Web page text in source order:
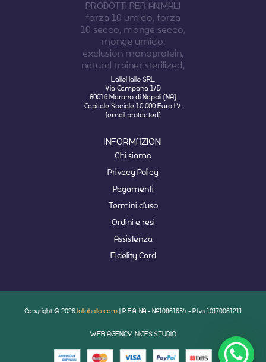
LalloHallo SRL
Via Campana 1/D
80016 Marano di Napoli (NA)
Capitale Sociale 10 000 Euro I.V.
[email protected]
INFORMAZIONI
Chi siamo
Privacy Policy
Pagamenti
Termini d'uso
Ordini e resi
Assistenza
Fidelity Card
Copyright © 2026 lallohallo.com | R.E.A. NA - NA10861654 - P.Iva 10170061211
WEB AGENCY: NICES.STUDIO